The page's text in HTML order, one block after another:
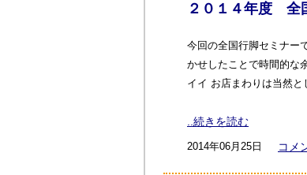
２０１４年度
今回の全国行脚セミナー
かせしたことで時間的な
イイ お店まわりは当然と
..続きを読む
2014年06月25日 コメ